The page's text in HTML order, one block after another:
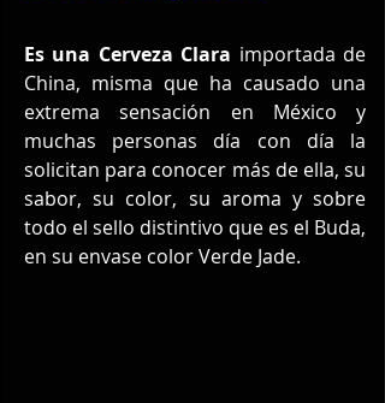
Es una Cerveza Clara importada de
China, misma que ha causado una
extrema sensación en México y
muchas personas día con día la
solicitan para conocer más de ella, su
sabor, su color, su aroma y sobre
todo el sello distintivo que es el Buda,
en su envase color Verde Jade.